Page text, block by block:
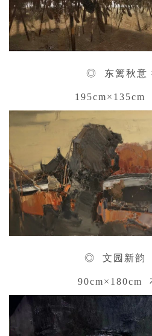
◎ 东篱秋意
195cm×135cm
◎ 文园新韵
90cm×180cm